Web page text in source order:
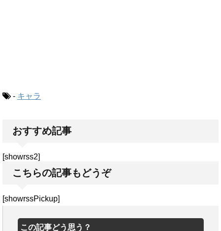
- キャラ
おすすめ記事
[showrss2]
こちらの記事もどうぞ
[showrssPickup]
この記事どう思う？